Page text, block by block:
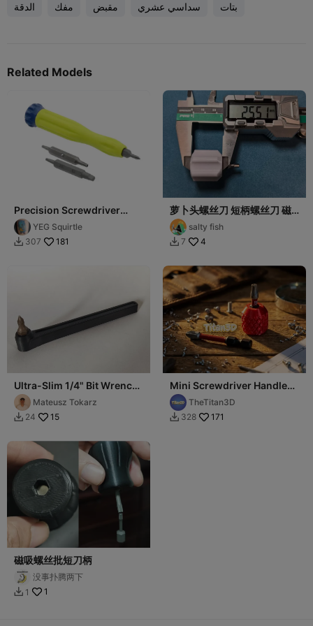
الدقة مفك مقبض سداسي عشري بتات
Related Models
Precision Screwdriver
Handle for 1/4in Hex
Double Ended Bits
YEG Squirtle
 307 181
萝卜头螺丝刀 短柄螺丝刀 磁
吸螺丝刀（长度仅仅
25.5mm，适用于狭窄空间）
salty fish
 7 4
Ultra-Slim 1/4" Bit Wrench
for Tight Spaces
Mateusz Tokarz
 24 15
Mini Screwdriver Handle
for 1/4" Hex Bits
TheTitan3D
 328 171
磁吸螺丝批短刀柄
没事扑腾两下
 1 1